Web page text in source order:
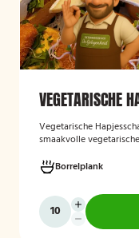
VEGETARISCHE
Vegetarische
smaakvolle
een gevarieerde
klaar zijn om te
volledig vegetarisch
Borrelplank